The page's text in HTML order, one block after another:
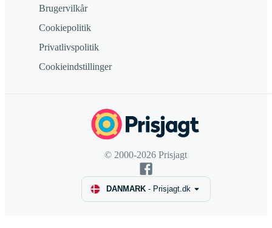
Brugervilkår
Cookiepolitik
Privatlivspolitik
Cookieindstillinger
© 2000-2026 Prisjagt
DANMARK- Prisjagt.dk